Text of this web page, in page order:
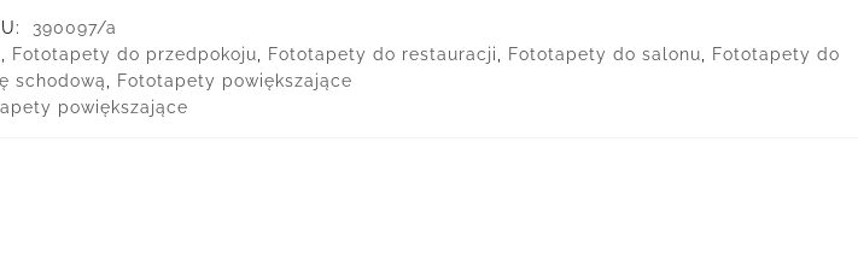
390097/a
, Fototapety do przedpokoju, Fototapety do restauracji, Fototapety do salonu, Fototapety do
schodową, Fototapety powiększające
powiększające